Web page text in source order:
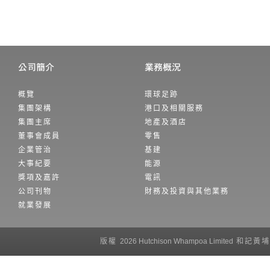
概覽
集團架構
集團主席
董事會成員
企業管治
大事紀要
獎項及嘉許
公司刊物
就業發展
環球足跡
港口及相關服務
地產及酒店
零售
基建
能源
電訊
財務及投資與其他業務
版權 2026 Hutchison Whampoa Limited 和記黃